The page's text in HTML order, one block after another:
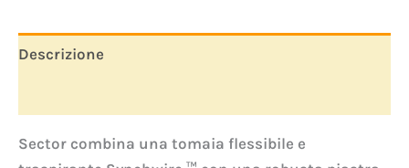
Descrizione
Sector combina una tomaia flessibile e